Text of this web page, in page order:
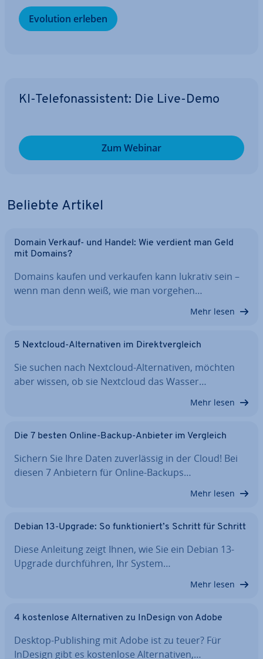
Evolution erleben
KI-Te­le­fon­as­sis­tent: Die Live-Demo
Zum Webinar
Beliebte Artikel
Domain Verkauf- und Handel: Wie verdient man Geld
mit Domains?
Domains kaufen und verkaufen kann lukrativ sein –
wenn man denn weiß, wie man vorgehen…
Mehr lesen
5 Nextcloud-Al­ter­na­ti­ven im Di­rekt­ver­gleich
Sie suchen nach Nextcloud-Al­ter­na­ti­ven, möchten
aber wissen, ob sie Nextcloud das Wasser…
Mehr lesen
Die 7 besten Online-Backup-Anbieter im Vergleich
Sichern Sie Ihre Daten zu­ver­läs­sig in der Cloud! Bei
diesen 7 Anbietern für Online-Backups…
Mehr lesen
Debian 13-Upgrade: So funk­tio­niert’s Schritt für Schritt
Diese Anleitung zeigt Ihnen, wie Sie ein Debian 13-
Upgrade durch­füh­ren, Ihr System…
Mehr lesen
4 kos­ten­lo­se Al­ter­na­ti­ven zu InDesign von Adobe
Desktop-Pu­bli­shing mit Adobe ist zu teuer? Für
InDesign gibt es kos­ten­lo­se Al­ter­na­ti­ven,…